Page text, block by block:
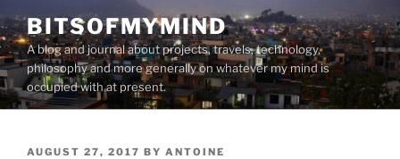
to
content
BITSOFMYMIND
A blog and journal about projects, travels, technology,
philosophy and more generally on whatever my mind is
occupied with at present.
POSTED
AUGUST 27, 2017 BY ANTOINE